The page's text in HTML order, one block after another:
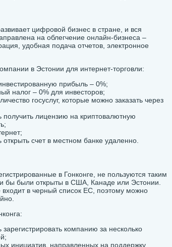
цифровой бизнес в стране, и вся
на облегчение онлайн-бизнеса –
удобная подача отчетов, электронное
в Эстонии для интернет-торговли:
прибыль – 0%;
налог – 0% для инвесторов;
госуслуг, которые можно заказать через
получить лицензию на криптовалютную
открыть счет в местном банке удаленно.
в Гонконге, не пользуются таким
бы были открыты в США, Канаде или Эстонии.
в черный список ЕС, поэтому можно
зарегистрировать компанию за несколько
инициатив, направленных на поддержку
BNB -1.75% DOGE -0.81%